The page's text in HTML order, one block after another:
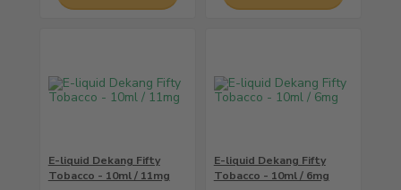
E-liquid Dekang Fifty
Tobacco - 10ml / 11mg
E-liquid Dekang Fifty
Tobacco - 10ml / 6mg